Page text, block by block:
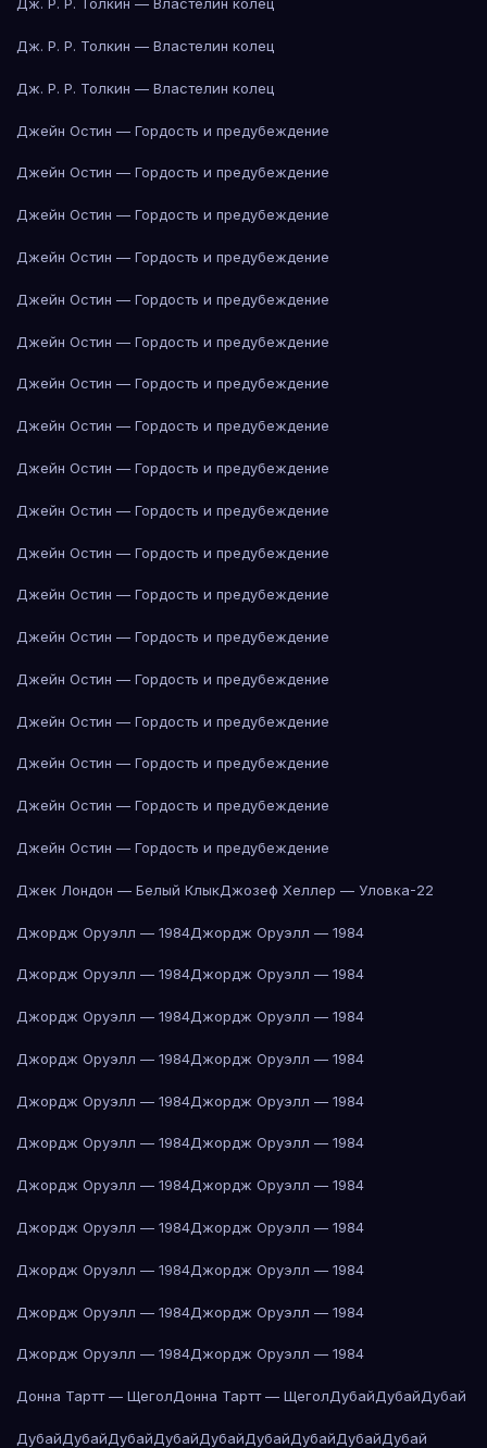
Дж. Р. Р. Толкин — Властелин колец
Дж. Р. Р. Толкин — Властелин колец
Дж. Р. Р. Толкин — Властелин колец
Джейн Остин — Гордость и предубеждение
Джейн Остин — Гордость и предубеждение
Джейн Остин — Гордость и предубеждение
Джейн Остин — Гордость и предубеждение
Джейн Остин — Гордость и предубеждение
Джейн Остин — Гордость и предубеждение
Джейн Остин — Гордость и предубеждение
Джейн Остин — Гордость и предубеждение
Джейн Остин — Гордость и предубеждение
Джейн Остин — Гордость и предубеждение
Джейн Остин — Гордость и предубеждение
Джейн Остин — Гордость и предубеждение
Джейн Остин — Гордость и предубеждение
Джейн Остин — Гордость и предубеждение
Джейн Остин — Гордость и предубеждение
Джейн Остин — Гордость и предубеждение
Джейн Остин — Гордость и предубеждение
Джейн Остин — Гордость и предубеждение
Джек Лондон — Белый КлыкДжозеф Хеллер — Уловка-22
Джордж Оруэлл — 1984Джордж Оруэлл — 1984
Джордж Оруэлл — 1984Джордж Оруэлл — 1984
Джордж Оруэлл — 1984Джордж Оруэлл — 1984
Джордж Оруэлл — 1984Джордж Оруэлл — 1984
Джордж Оруэлл — 1984Джордж Оруэлл — 1984
Джордж Оруэлл — 1984Джордж Оруэлл — 1984
Джордж Оруэлл — 1984Джордж Оруэлл — 1984
Джордж Оруэлл — 1984Джордж Оруэлл — 1984
Джордж Оруэлл — 1984Джордж Оруэлл — 1984
Джордж Оруэлл — 1984Джордж Оруэлл — 1984
Джордж Оруэлл — 1984Джордж Оруэлл — 1984
Донна Тартт — ЩеголДонна Тартт — ЩеголДубайДубайДубай
ДубайДубайДубайДубайДубайДубайДубайДубайДубай